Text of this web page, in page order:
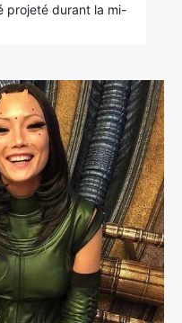
projeté durant la mi-